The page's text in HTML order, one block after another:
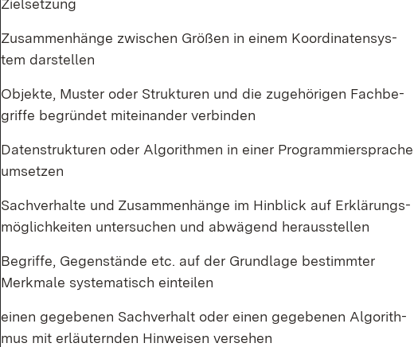
Ziel­set­zung
Zu­sam­men­hän­ge zwi­schen Grö­ßen in ei­nem Ko­or­di­na­ten­sys­
tem dar­stel­len
Ob­jek­te, Mus­ter oder Struk­tu­ren und die zu­ge­hö­ri­gen Fach­be­
grif­fe be­grün­det mit­ein­an­der ver­bin­den
Da­ten­struk­tu­ren oder Al­go­rith­men in ei­ner Pro­gram­mier­spra­che
um­set­zen
Sach­ver­hal­te und Zu­sam­men­hän­ge im Hin­blick auf Er­klä­rungs­
mög­lich­kei­ten un­ter­su­chen und ab­wä­gend her­aus­stel­len
Be­grif­fe, Ge­gen­stän­de etc. auf der Grund­la­ge be­stimm­ter
Merk­ma­le sys­te­ma­tisch ein­tei­len
ei­nen ge­ge­be­nen Sach­ver­halt oder ei­nen ge­ge­be­nen Al­go­rith­
mus mit er­läu­tern­den Hin­wei­sen ver­se­hen